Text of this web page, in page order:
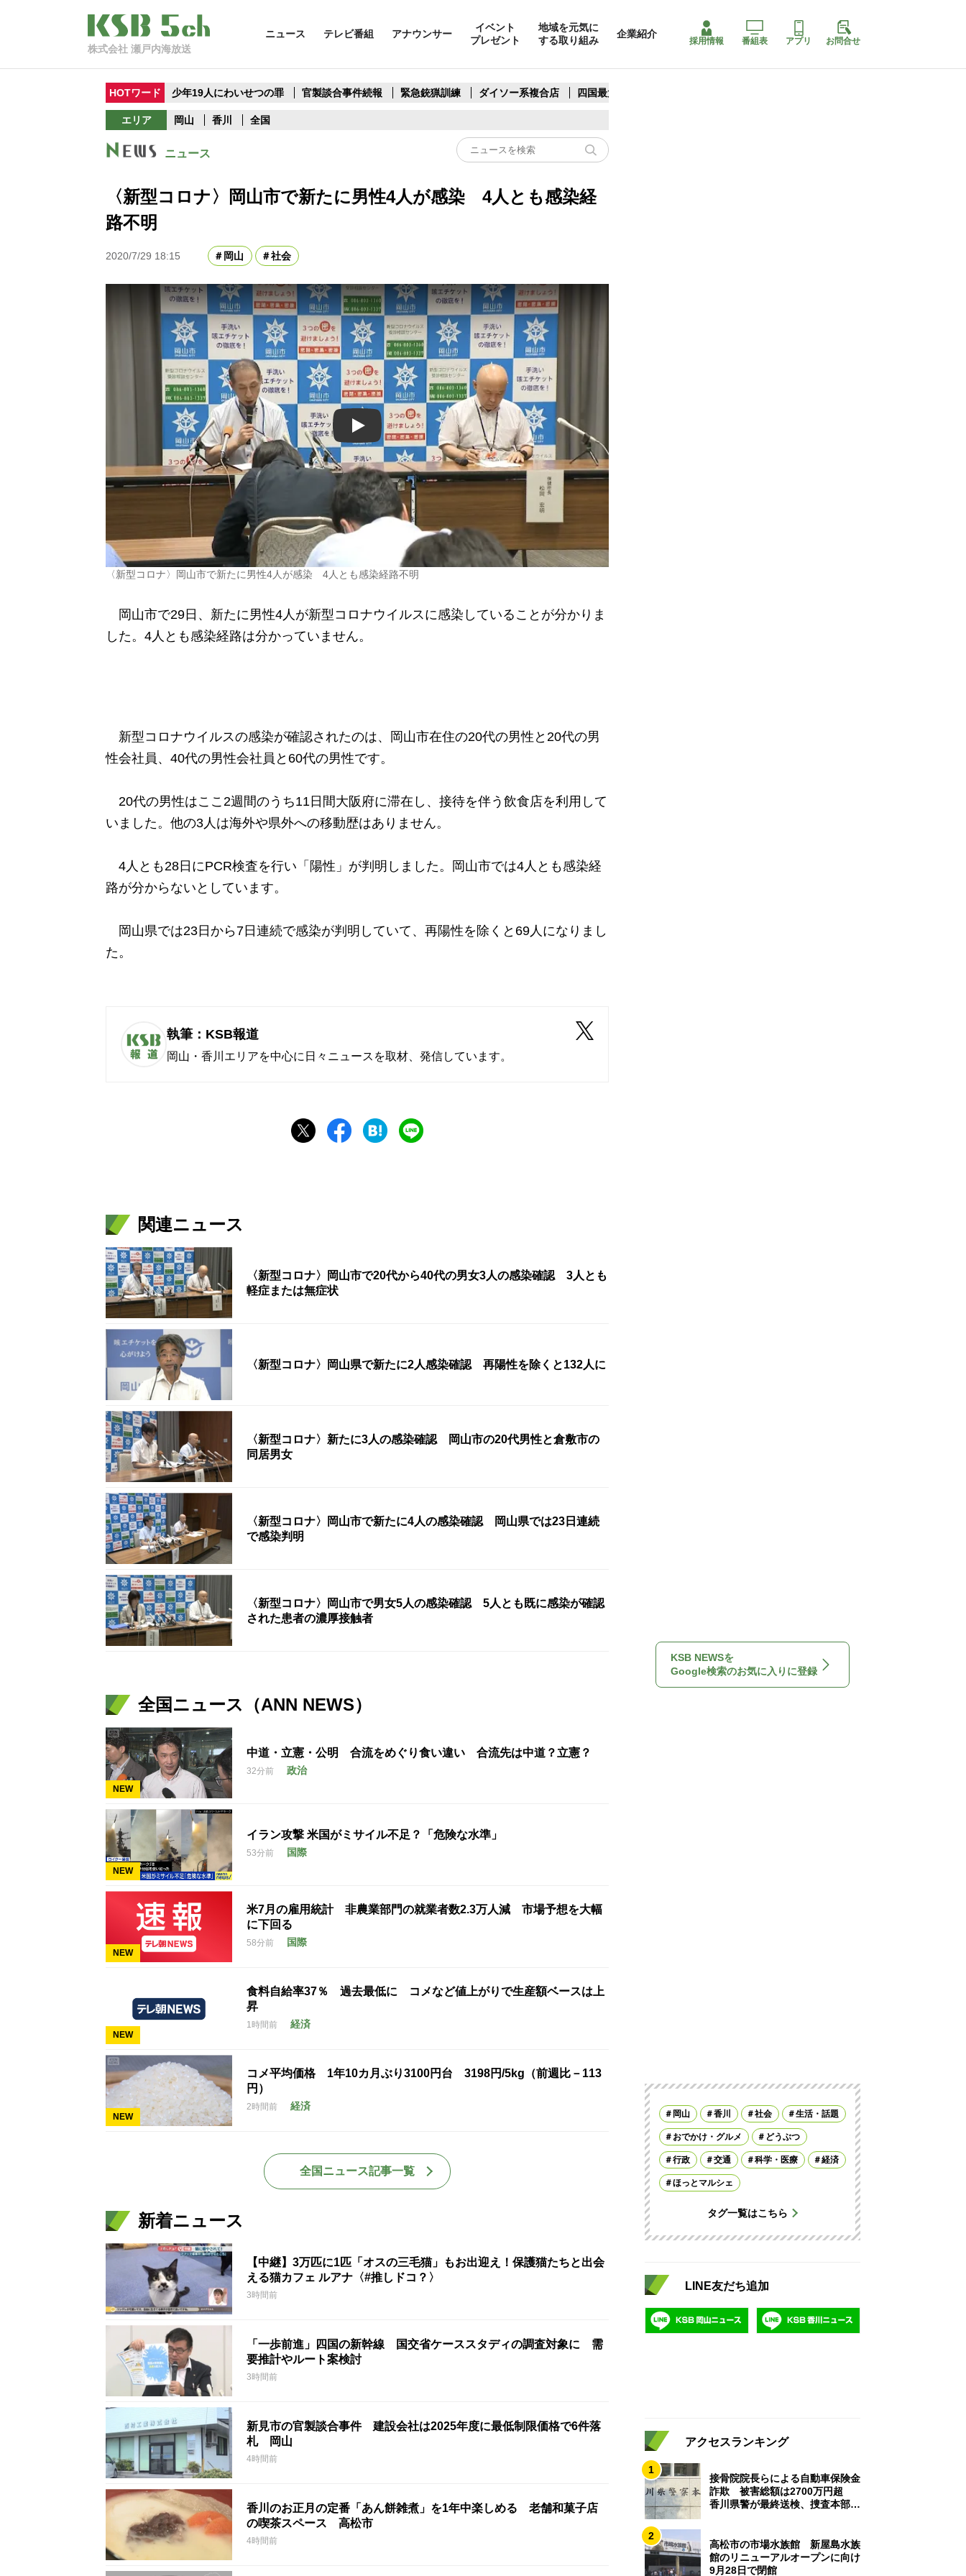
株式会社 瀬戸内海放送
ニュース テレビ番組 アナウンサー
イベント
プレゼント
地域を元気に
する取り組み
企業紹介
採用情報 番組表 アプリ お問合せ
HOTワード 少年19人にわいせつの罪 官製談合事件続報 緊急銃猟訓練 ダイソー系複合店 四国最大スリコ
エリア 岡山 香川 全国
ニュース
〈新型コロナ〉岡山市で新たに男性4人が感染 4人とも感染経
路不明
2020/7/29 18:15 岡山 社会
Play
〈新型コロナ〉岡山市で新たに男性4人が感染 4人とも感染経路不明
岡山市で29日、新たに男性4人が新型コロナウイルスに感染していることが分かりま
した。4人とも感染経路は分かっていません。
新型コロナウイルスの感染が確認されたのは、岡山市在住の20代の男性と20代の男
性会社員、40代の男性会社員と60代の男性です。
20代の男性はここ2週間のうち11日間大阪府に滞在し、接待を伴う飲食店を利用して
いました。他の3人は海外や県外への移動歴はありません。
4人とも28日にPCR検査を行い「陽性」が判明しました。岡山市では4人とも感染経
路が分からないとしています。
岡山県では23日から7日連続で感染が判明していて、再陽性を除くと69人になりまし
た。
執筆：KSB報道
岡山・香川エリアを中心に日々ニュースを取材、発信しています。
関連ニュース
〈新型コロナ〉岡山市で20代から40代の男女3人の感染確認 3人とも
軽症または無症状
〈新型コロナ〉岡山県で新たに2人感染確認 再陽性を除くと132人に
〈新型コロナ〉新たに3人の感染確認 岡山市の20代男性と倉敷市の
同居男女
〈新型コロナ〉岡山市で新たに4人の感染確認 岡山県では23日連続
で感染判明
〈新型コロナ〉岡山市で男女5人の感染確認 5人とも既に感染が確認
された患者の濃厚接触者
全国ニュース（ANN NEWS）
NEW
中道・立憲・公明 合流をめぐり食い違い 合流先は中道？立憲？
32分前 政治
NEW
イラン攻撃 米国がミサイル不足？「危険な水準」
53分前 国際
NEW
米7月の雇用統計 非農業部門の就業者数2.3万人減 市場予想を大幅
に下回る
58分前 国際
NEW
食料自給率37％ 過去最低に コメなど値上がりで生産額ベースは上
昇
1時間前 経済
NEW
コメ平均価格 1年10カ月ぶり3100円台 3198円/5kg（前週比－113
円）
2時間前 経済
全国ニュース記事一覧
新着ニュース
【中継】3万匹に1匹「オスの三毛猫」もお出迎え！保護猫たちと出会
える猫カフェ ルアナ〈#推しドコ？〉
3時間前
「一歩前進」四国の新幹線 国交省ケーススタディの調査対象に 需
要推計やルート案検討
3時間前
新見市の官製談合事件 建設会社は2025年度に最低制限価格で6件落
札 岡山
4時間前
香川のお正月の定番「あん餅雑煮」を1年中楽しめる 老舗和菓子店
の喫茶スペース 高松市
4時間前
KSB NEWSを
Google検索のお気に入りに登録
岡山 香川 社会 生活・話題
おでかけ・グルメ どうぶつ
行政 交通 科学・医療 経済
ほっとマルシェ
タグ一覧はこちら
LINE友だち追加
アクセスランキング
1
接骨院院長らによる自動車保険金
詐欺 被害総額は2700万円超
香川県警が最終送検、捜査本部解
2
高松市の市場水族館 新屋島水族
館のリニューアルオープンに向け
9月28日で閉館